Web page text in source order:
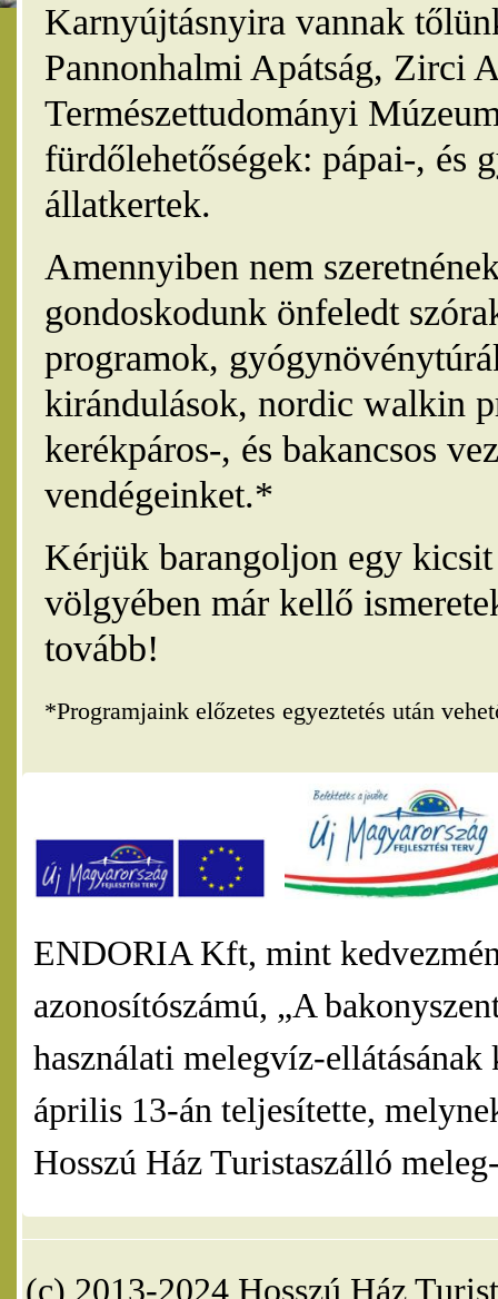
Karnyújtásnyira vannak
Pannonhalmi Apátság, Zirci
Természettudományi
fürdőlehetőségek: pápai-, és
állatkertek.
Amennyiben nem
gondoskodunk önfeledt
programok,
kirándulások, nordic walkin
kerékpáros-, és bakancsos
vendégeinket.*
Kérjük barangoljon egy
völgyében már kellő
tovább!
*Programjaink előzetes egyeztetés után
ENDORIA Kft, mint
azonosítószámú, „A
használati melegvíz-
április 13-án teljesítette,
Hosszú Ház Turistaszálló
(c) 2013-2024 Hosszú Ház